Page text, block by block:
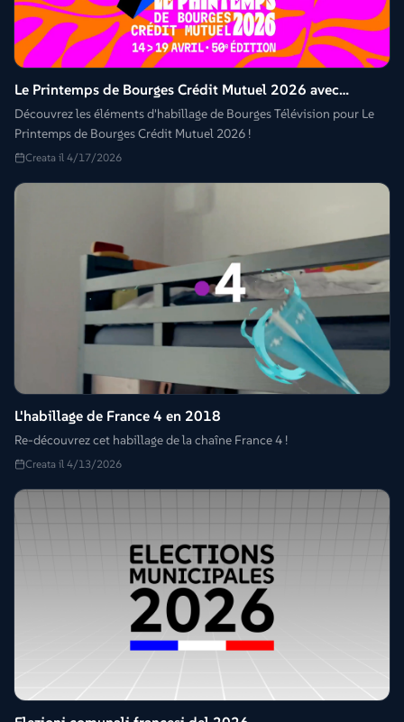
Le Printemps de Bourges Crédit Mutuel 2026 avec
Bourges Télévision
Découvrez les éléments d'habillage de Bourges Télévision pour Le
Printemps de Bourges Crédit Mutuel 2026 !
Creata il 4/17/2026
L'habillage de France 4 en 2018
Re-découvrez cet habillage de la chaîne France 4 !
Creata il 4/13/2026